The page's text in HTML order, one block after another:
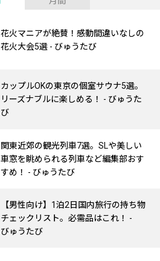
花火マニアが絶賛！感動間違いなしの
花火大会5選 - びゅうたび
カップルOKの東京の個室サウナ5選。
リーズナブルに楽しめる！ - びゅうた
び
関東近郊の観光列車7選。SLや美しい
車窓を眺められる列車など編集部おす
すめ！ - びゅうたび
【男性向け】1泊2日国内旅行の持ち物
チェックリスト。必需品はこれ！ -
びゅうたび